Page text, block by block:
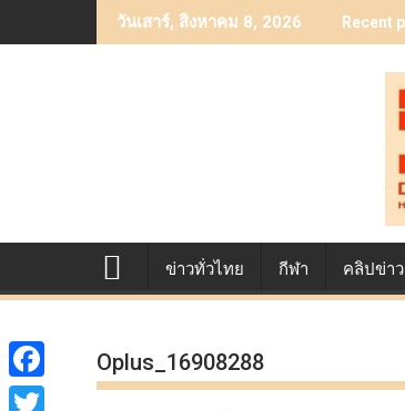
to
วันเสาร์, สิงหาคม 8, 2026 Recent
ข่าวทั่วไทย กีฬา คลิปข่าว
Oplus_16908288
F